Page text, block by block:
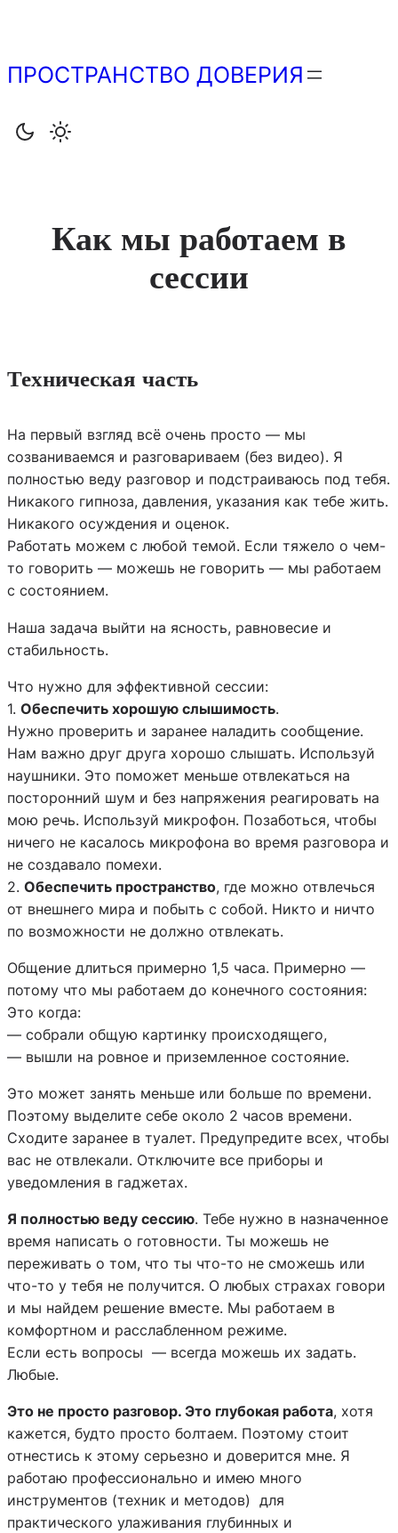
содержимому
ПРОСТРАНСТВО ДОВЕРИЯ
Как мы работаем в
сессии
Техническая часть
На первый взгляд всё очень просто — мы
созваниваемся и разговариваем (без видео). Я
полностью веду разговор и подстраиваюсь под тебя.
Никакого гипноза, давления, указания как тебе жить.
Никакого осуждения и оценок.
Работать можем с любой темой. Если тяжело о чем-
то говорить — можешь не говорить — мы работаем
с состоянием.
Наша задача выйти на ясность, равновесие и
стабильность.
Что нужно для эффективной сессии:
1. Обеспечить хорошую слышимость.
Нужно проверить и заранее наладить сообщение.
Нам важно друг друга хорошо слышать. Используй
наушники. Это поможет меньше отвлекаться на
посторонний шум и без напряжения реагировать на
мою речь. Используй микрофон. Позаботься, чтобы
ничего не касалось микрофона во время разговора и
не создавало помехи.
2. Обеспечить пространство, где можно отвлечься
от внешнего мира и побыть с собой. Никто и ничто
по возможности не должно отвлекать.
Общение длиться примерно 1,5 часа. Примерно —
потому что мы работаем до конечного состояния:
Это когда:
— собрали общую картинку происходящего,
— вышли на ровное и приземленное состояние.
Это может занять меньше или больше по времени.
Поэтому выделите себе около 2 часов времени.
Сходите заранее в туалет. Предупредите всех, чтобы
вас не отвлекали. Отключите все приборы и
уведомления в гаджетах.
Я полностью веду сессию. Тебе нужно в назначенное
время написать о готовности. Ты можешь не
переживать о том, что ты что-то не сможешь или
что-то у тебя не получится. О любых страхах говори
и мы найдем решение вместе. Мы работаем в
комфортном и расслабленном режиме.
Если есть вопросы — всегда можешь их задать.
Любые.
Это не просто разговор. Это глубокая работа, хотя
кажется, будто просто болтаем. Поэтому стоит
отнестись к этому серьезно и доверится мне. Я
работаю профессионально и имею много
инструментов (техник и методов) для
практического улаживания глубинных и